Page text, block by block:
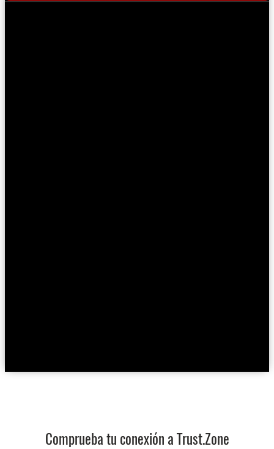
Comprueba tu conexión a Trust.Zone